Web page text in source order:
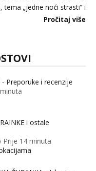
„jedne noći strasti“ i
misle žene, a što
Pročitaj više
- Preporuke i recenzije
i ostale
Prije 14 minuta